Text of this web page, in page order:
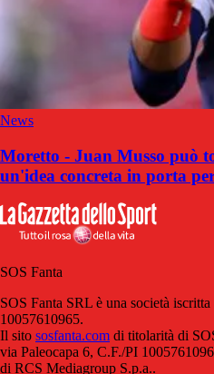
News
Moretto - Juan Musso può
un'idea concreta in porta
SOS Fanta
SOS Fanta SRL è una società
10057610965.
Il sito sosfanta.com di titolarità di
via Paleocapa 6, C.F./PI
di RCS Mediagroup S.p.a..